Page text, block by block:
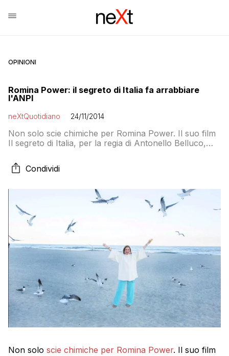
OPINIONI
Romina Power: il segreto di Italia fa arrabbiare
l'ANPI
neXtQuotidiano 24/11/2014
Non solo scie chimiche per Romina Power. Il suo film
Il segreto di Italia, per la regia di Antonello Belluco,
e il giugno del 1945, quando 136 persone tra Brigate
Nere, componenti della Guardia Nazionale
28esima Brigata Garibaldi. Fa sapere […]
Condividi
Non solo scie chimiche per Romina Power. Il suo film